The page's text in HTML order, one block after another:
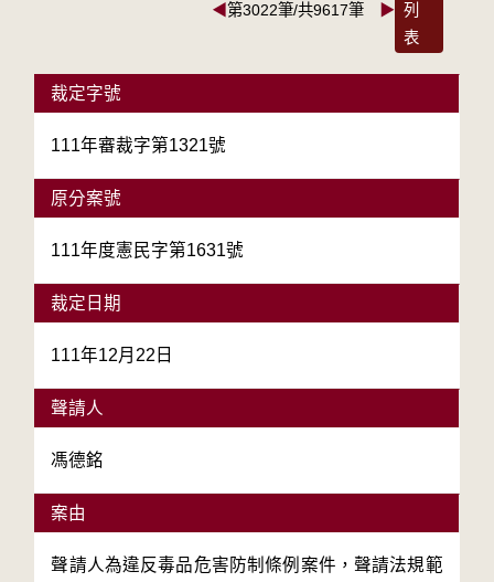
◀第3022筆/共9617筆 ▶ 列
表
裁定字號
111年審裁字第1321號
原分案號
111年度憲民字第1631號
裁定日期
111年12月22日
聲請人
馮德銘
案由
聲請人為違反毒品危害防制條例案件，聲請法規範